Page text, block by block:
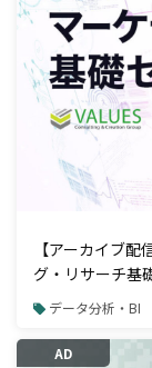
【アーカイブ
グ・リサーチ基
データ分析・BI
AD